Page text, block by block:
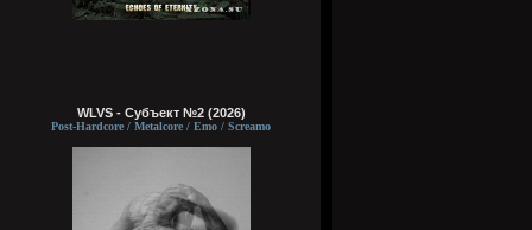
WLVS - Субъект №2 (2026)
Post-Hardcore / Metalcore / Emo / Screamo